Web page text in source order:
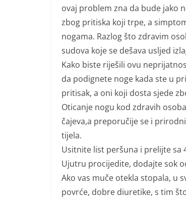
ovaj problem zna da bude jako
zbog pritiska koji trpe, a
nogama. Razlog što zdravim
sudova koje se dešava usljed
Kako biste riješili ovu
da podignete noge kada ste u
pritisak, a oni koji dosta sjede
Oticanje nogu kod zdravih
čajeva,a preporučije se i
tijela.
Usitnite list peršuna i prelijte sa
Ujutru procijedite, dodajte sok
Ako vas muče otekla stopala, u
povrće, dobre diuretike, s tim